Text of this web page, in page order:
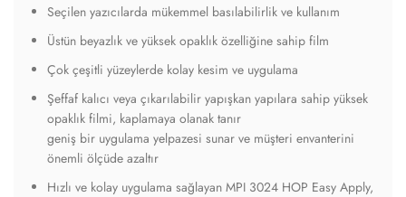
Seçilen yazıcılarda mükemmel basılabilirlik ve kullanım
Üstün beyazlık ve yüksek opaklık özelliğine sahip film
Çok çeşitli yüzeylerde kolay kesim ve uygulama
Şeffaf kalıcı veya çıkarılabilir yapışkan yapılara sahip yüksek
opaklık filmi, kaplamaya olanak tanır
geniş bir uygulama yelpazesi sunar ve müşteri envanterini
önemli ölçüde azaltır
Hızlı ve kolay uygulama sağlayan MPI 3024 HOP Easy Apply,